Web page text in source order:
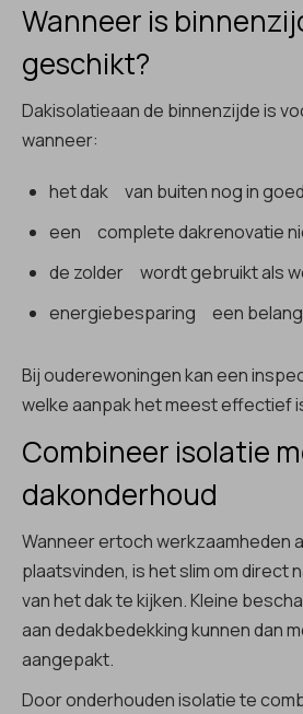
Wanneer is
geschikt?
Dakisolatieaan de binnenzijde is
wanneer:
het dak van buiten nog in
een complete dakrenovatie
de zolder wordt gebruikt als
energiebesparing een
Bij ouderewoningen kan een
welke aanpak het meest effectief
Combineer isolatie
dakonderhoud
Wanneer ertoch werkzaamheden
plaatsvinden, is het slim om direct
van het dak te kijken. Kleine
aan dedakbedekking kunnen dan
aangepakt.
Door onderhouden isolatie te